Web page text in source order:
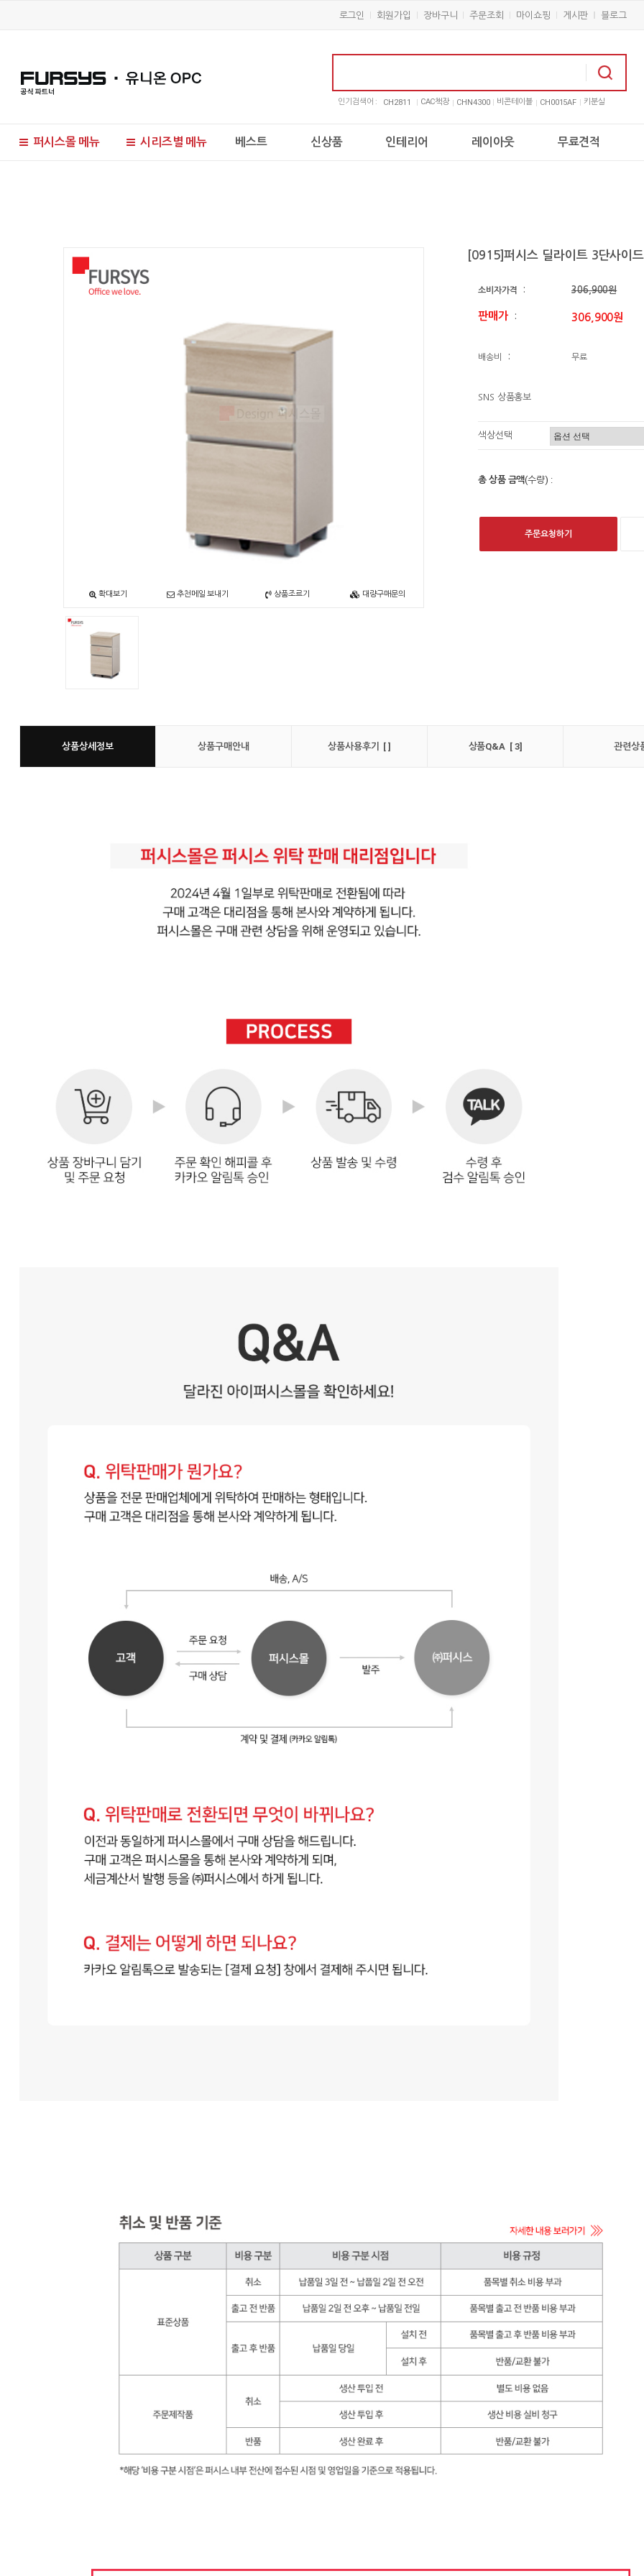
로그인 회원가입 장바구니 주문조회 마이쇼핑 게시판 블로그
인기검색어 : CH2811 CAC책장 CHN4300 비콘테이블 CH0015AF 키분실
퍼시스몰 메뉴 시리즈별 메뉴 베스트 신상품 인테리어 레이아웃 무료견적
확대보기 추천메일 보내기 상품조르기 대량구매문의
[0915]퍼시스 딜라이트 3단사이
소비자가격 : 306,900원
판매가 : 306,900원
배송비 : 무료
SNS 상품홍보
색상선택
총 상품 금액(수량) :
주문요청하기
상품상세정보 상품구매안내 상품사용후기 [ ] 상품Q&A [ 3] 관련상